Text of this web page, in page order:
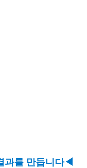
과를 만듭니다◀